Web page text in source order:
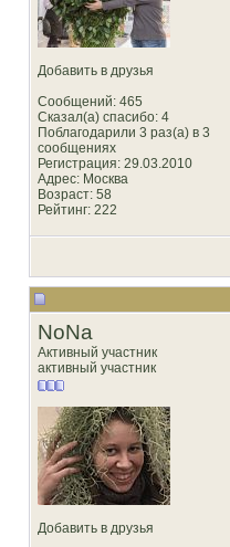
Добавить в друзья
Сообщений: 465
Сказал(а) спасибо: 4
Поблагодарили 3 раз(а) в 3
сообщениях
Регистрация: 29.03.2010
Адрес: Москва
Возраст: 58
Рейтинг: 222
NoNa
Активный участник
активный участник
Добавить в друзья